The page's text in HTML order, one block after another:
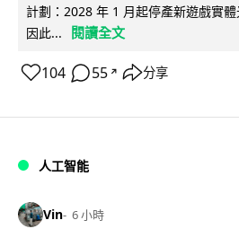
計劃：2028 年 1 月起停產新遊戲實
因此...
閱讀全文
104 55 ↗ 分享
人工智能
Vin 6 小時